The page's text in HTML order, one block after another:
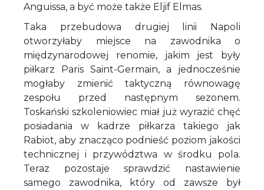
Anguissa, a być może także Eljif Elmas.
Taka przebudowa drugiej linii Napoli
otworzyłaby miejsce na zawodnika o
międzynarodowej renomie, jakim jest były
piłkarz Paris Saint-Germain, a jednocześnie
mogłaby zmienić taktyczną równowagę
zespołu przed następnym sezonem.
Toskański szkoleniowiec miał już wyrazić chęć
posiadania w kadrze piłkarza takiego jak
Rabiot, aby znacząco podnieść poziom jakości
technicznej i przywództwa w środku pola.
Teraz pozostaje sprawdzić nastawienie
samego zawodnika, który od zawsze był